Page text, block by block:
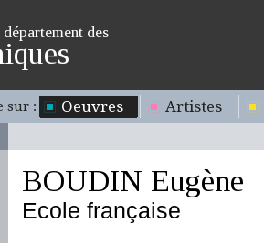
des
sur : Oeuvres Artistes
BOUDIN Eugène
Ecole française